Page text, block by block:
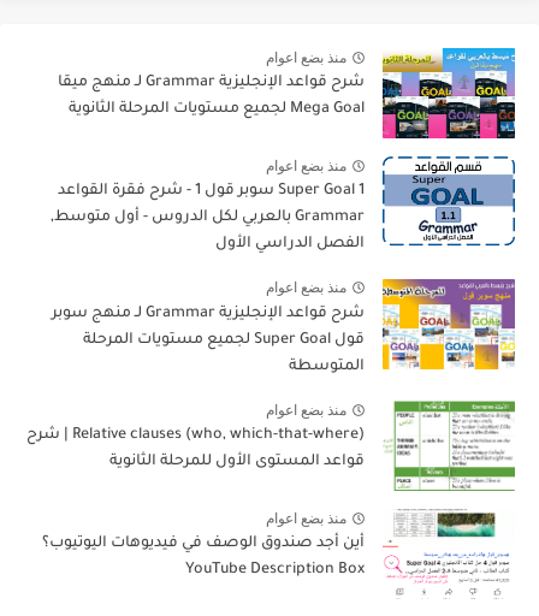
منذ بضع اعوام
شرح قواعد الإنجليزية Grammar لـ منهج ميقا
Mega Goal لجميع مستويات المرحلة الثانوية
منذ بضع اعوام
Super Goal 1 سوبر قول 1 - شرح فقرة القواعد
Grammar بالعربي لكل الدروس - أول متوسط,
الفصل الدراسي الأول
منذ بضع اعوام
شرح قواعد الإنجليزية Grammar لـ منهج سوبر
قول Super Goal لجميع مستويات المرحلة
المتوسطة
منذ بضع اعوام
Relative clauses (who, which-that-where) | شرح
قواعد المستوى الأول للمرحلة الثانوية
منذ بضع اعوام
أين أجد صندوق الوصف في فيديوهات اليوتيوب؟
YouTube Description Box